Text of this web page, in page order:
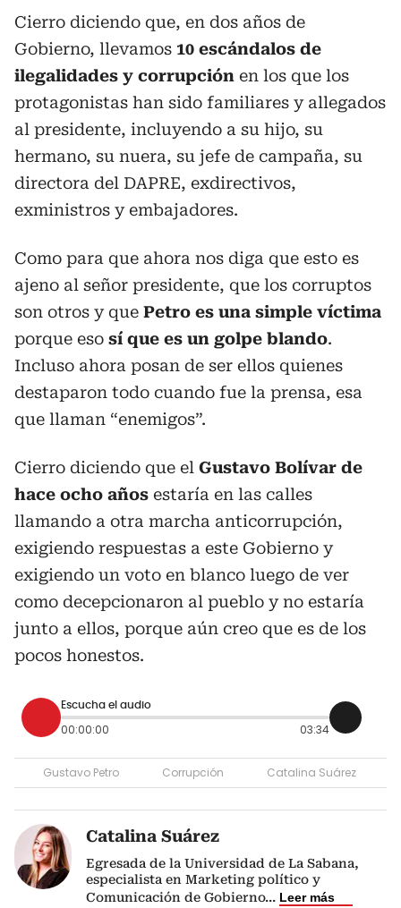
Cierro diciendo que, en dos años de
Gobierno, llevamos 10 escándalos de
ilegalidades y corrupción en los que los
protagonistas han sido familiares y allegados
al presidente, incluyendo a su hijo, su
hermano, su nuera, su jefe de campaña, su
directora del DAPRE, exdirectivos,
exministros y embajadores.
Como para que ahora nos diga que esto es
ajeno al señor presidente, que los corruptos
son otros y que Petro es una simple víctima
porque eso sí que es un golpe blando.
Incluso ahora posan de ser ellos quienes
destaparon todo cuando fue la prensa, esa
que llaman “enemigos”.
Cierro diciendo que el Gustavo Bolívar de
hace ocho años estaría en las calles
llamando a otra marcha anticorrupción,
exigiendo respuestas a este Gobierno y
exigiendo un voto en blanco luego de ver
como decepcionaron al pueblo y no estaría
junto a ellos, porque aún creo que es de los
pocos honestos.
Escucha el audio
00:00:00 03:34
Gustavo Petro Corrupción Catalina Suárez
Catalina Suárez
Egresada de la Universidad de La Sabana,
especialista en Marketing político y
Comunicación de Gobierno... Leer más